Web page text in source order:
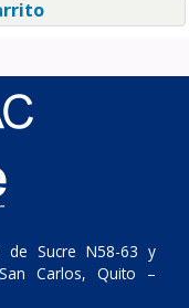
de Sucre N58-63 y
Carlos, Quito –